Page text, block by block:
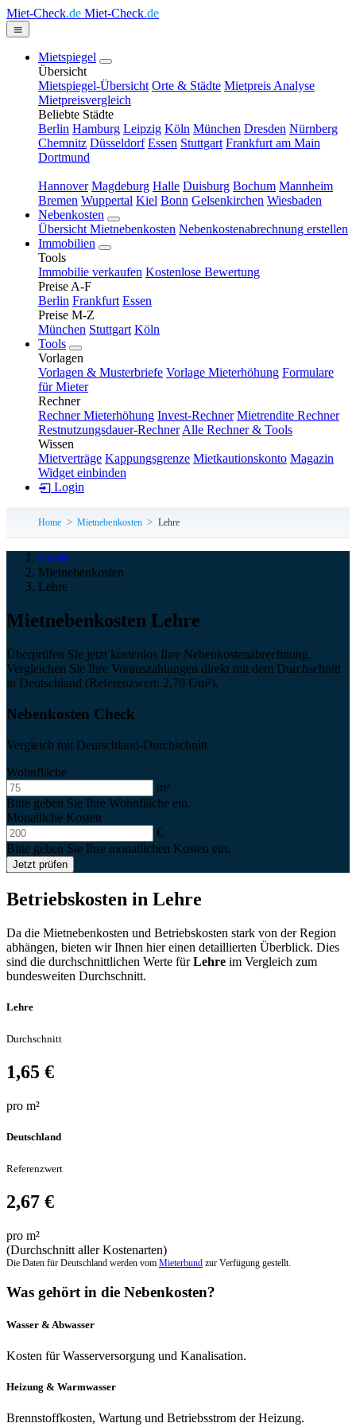
Miet-Check.de Miet-Check.de
Mietspiegel
Übersicht
Mietspiegel-Übersicht Orte & Städte Mietpreis Analyse
Mietpreisvergleich
Beliebte Städte
Berlin Hamburg Leipzig Köln München Dresden Nürnberg
Chemnitz Düsseldorf Essen Stuttgart Frankfurt am Main
Dortmund
Hannover Magdeburg Halle Duisburg Bochum Mannheim
Bremen Wuppertal Kiel Bonn Gelsenkirchen Wiesbaden
Nebenkosten
Übersicht Mietnebenkosten Nebenkostenabrechnung erstellen
Immobilien
Tools
Immobilie verkaufen Kostenlose Bewertung
Preise A-F
Berlin Frankfurt Essen
Preise M-Z
München Stuttgart Köln
Tools
Vorlagen
Vorlagen & Musterbriefe Vorlage Mieterhöhung Formulare
für Mieter
Rechner
Rechner Mieterhöhung Invest-Rechner Mietrendite Rechner
Restnutzungsdauer-Rechner Alle Rechner & Tools
Wissen
Mietverträge Kappungsgrenze Mietkautionskonto Magazin
Widget einbinden
Login
Home Mietnebenkosten Lehre
Home
Mietnebenkosten
Lehre
Miet­neben­kosten Lehre
Überprüfen Sie jetzt kostenlos Ihre Nebenkostenabrechnung.
Vergleichen Sie Ihre Vorauszahlungen direkt mit dem Durchschnitt
in Deutschland (Referenzwert: 2,70 €/m²).
Nebenkosten Check
Vergleich mit Deutschland-Durchschnitt
Wohnfläche
m²
Bitte geben Sie Ihre Wohnfläche ein.
Monatliche Kosten
€
Bitte geben Sie Ihre monatlichen Kosten ein.
Jetzt prüfen
Betriebskosten in Lehre
Da die Mietnebenkosten und Betriebskosten stark von der Region
abhängen, bieten wir Ihnen hier einen detaillierten Überblick. Dies
sind die durchschnittlichen Werte fürLehre im Vergleich zum
bundesweiten Durchschnitt.
Lehre
Durchschnitt
1,65 €
pro m²
Deutschland
Referenzwert
2,67 €
pro m²
(Durchschnitt aller Kostenarten)
Die Daten für Deutschland werden vom Mieterbund zur Verfügung gestellt.
Was gehört in die Nebenkosten?
Wasser & Abwasser
Kosten für Wasserversorgung und Kanalisation.
Heizung & Warmwasser
Brennstoffkosten, Wartung und Betriebsstrom der Heizung.